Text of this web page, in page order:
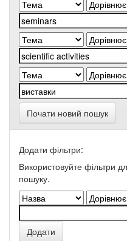
Почати новий пошук
Додати фільтри:
Використовуйте фільтри
пошуку.